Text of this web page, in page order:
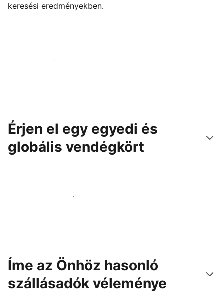
keresési eredményekben.
Vágjon bele még ma
Érjen el egy egyedi és
globális vendégkört
Érjen el új vendégeket még ma
Íme az Önhöz hasonló
szállásadók véleménye